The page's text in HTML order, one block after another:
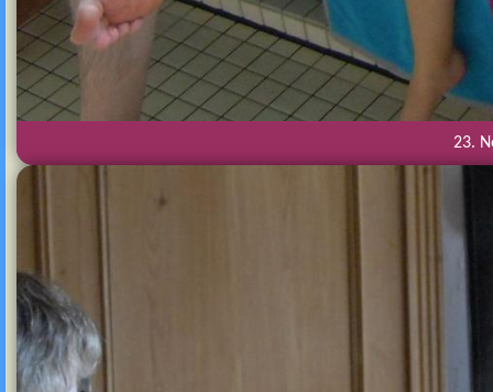
23.